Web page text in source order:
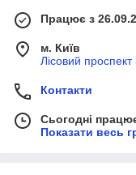
Працює з
м. Київ
Лісовий
Контакти
Сьогодні
Показати весь